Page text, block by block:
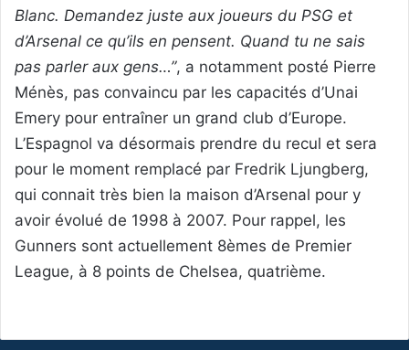
Blanc. Demandez juste aux joueurs du PSG et
d’Arsenal ce qu’ils en pensent. Quand tu ne sais
pas parler aux gens…”, a notamment posté Pierre
Ménès, pas convaincu par les capacités d’Unai
Emery pour entraîner un grand club d’Europe.
L’Espagnol va désormais prendre du recul et sera
pour le moment remplacé par Fredrik Ljungberg,
qui connait très bien la maison d’Arsenal pour y
avoir évolué de 1998 à 2007. Pour rappel, les
Gunners sont actuellement 8èmes de Premier
League, à 8 points de Chelsea, quatrième.